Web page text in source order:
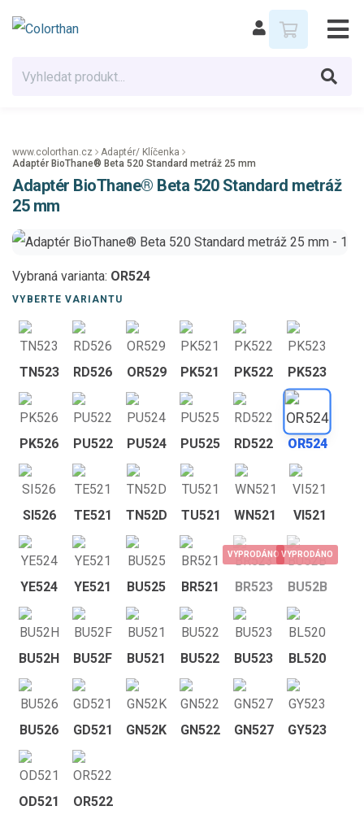
www.colorthan.cz
Adaptér/ Klíčenka
Adaptér BioThane® Beta 520 Standard metráž 25 mm
Adaptér BioThane® Beta 520 Standard metráž
25 mm
Vybraná varianta: OR524
VYBERTE VARIANTU
TN523 RD526 OR529 PK521 PK522 PK523
PK526 PU522 PU524 PU525 RD522 OR524
SI526 TE521 TN52D TU521 WN521 VI521
YE524 YE521 BU525 BR521
VYPRODÁNO
BR523
VYPRODÁNO
BU52B
BU52H BU52F BU521 BU522 BU523 BL520
BU526 GD521 GN52K GN522 GN527 GY523
OD521 OR522